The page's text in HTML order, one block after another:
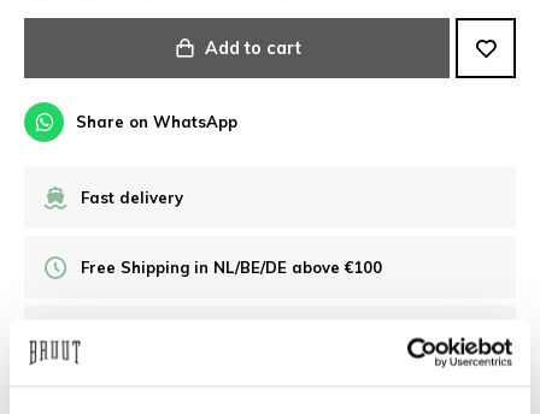
Add to cart
Share on WhatsApp
Fast delivery
Free Shipping in NL/BE/DE above €100